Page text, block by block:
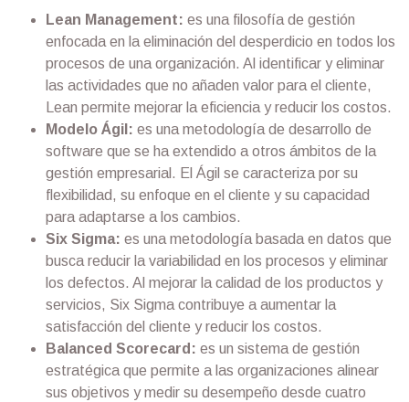
Lean Management: es una filosofía de gestión
enfocada en la eliminación del desperdicio en todos los
procesos de una organización. Al identificar y eliminar
las actividades que no añaden valor para el cliente,
Lean permite mejorar la eficiencia y reducir los costos.
Modelo Ágil: es una metodología de desarrollo de
software que se ha extendido a otros ámbitos de la
gestión empresarial. El Ágil se caracteriza por su
flexibilidad, su enfoque en el cliente y su capacidad
para adaptarse a los cambios.
Six Sigma: es una metodología basada en datos que
busca reducir la variabilidad en los procesos y eliminar
los defectos. Al mejorar la calidad de los productos y
servicios, Six Sigma contribuye a aumentar la
satisfacción del cliente y reducir los costos.
Balanced Scorecard: es un sistema de gestión
estratégica que permite a las organizaciones alinear
sus objetivos y medir su desempeño desde cuatro